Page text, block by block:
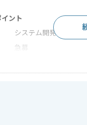
ント
システム開発
急募
た開発経験3年以上